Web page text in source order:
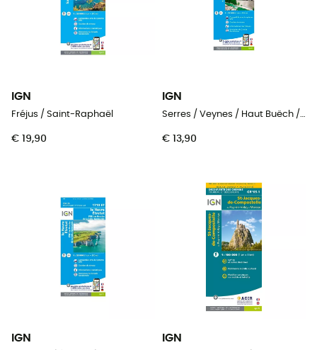
IGN
Fréjus / Saint-Raphaël
€ 19,90
IGN
€ 13,90
IGN IGN